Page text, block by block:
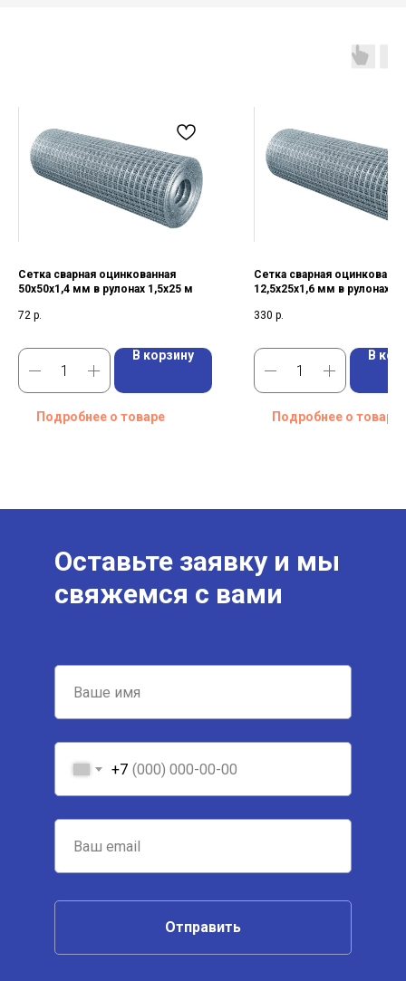
Сетка сварная оцинкованная
50х50х1,4 мм в рулонах 1,5х25 м
72 р.
В корзину
Подробнее о товаре
Сетка сварная
12,5х25х1,6 мм в рулонах
330 р.
В
Подробнее о товаре
Оставьте заявку и мы
свяжемся с вами
+7
Отправить